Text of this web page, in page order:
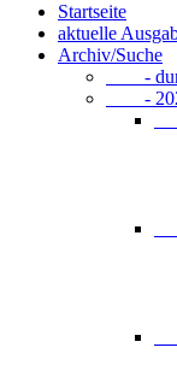
Startseite
aktuelle
Archiv/Suche
-
-